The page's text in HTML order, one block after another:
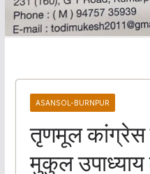
ASANSOL-BURNPUR
तृणमूल कांग्रेस
मुकुल